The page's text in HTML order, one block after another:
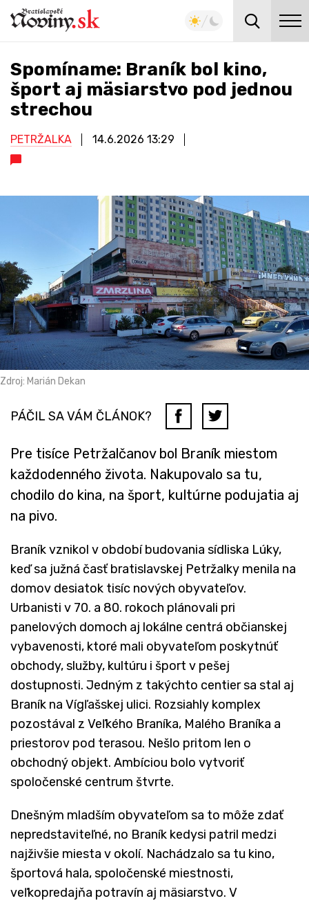
Spomíname: Braník bol kino,
šport aj mäsiarstvo pod jednou
strechou
PETRŽALKA 14.6.2026 13:29
Zdroj: Marián Dekan
PÁČIL SA VÁM ČLÁNOK?
Pre tisíce Petržalčanov bol Braník miestom
každodenného života. Nakupovalo sa tu,
chodilo do kina, na šport, kultúrne podujatia aj
na pivo.
Braník vznikol v období budovania sídliska Lúky,
keď sa južná časť bratislavskej Petržalky menila na
domov desiatok tisíc nových obyvateľov.
Urbanisti v 70. a 80. rokoch plánovali pri
panelových domoch aj lokálne centrá občianskej
vybavenosti, ktoré mali obyvateľom poskytnúť
obchody, služby, kultúru i šport v pešej
dostupnosti. Jedným z takýchto centier sa stal aj
Braník na Vígľašskej ulici. Rozsiahly komplex
pozostával z Veľkého Braníka, Malého Braníka a
priestorov pod terasou. Nešlo pritom len o
obchodný objekt. Ambíciou bolo vytvoriť
spoločenské centrum štvrte.
Dnešným mladším obyvateľom sa to môže zdať
nepredstaviteľné, no Braník kedysi patril medzi
najživšie miesta v okolí. Nachádzalo sa tu kino,
športová hala, spoločenské miestnosti,
veľkopredajňa potravín aj mäsiarstvo. V